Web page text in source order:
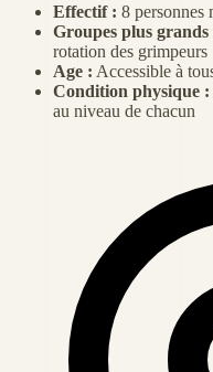
Effectif : 8 personnes
Groupes plus grands
rotation des grimpeurs
Age : Accessible à
Condition physique :
au niveau de chacun